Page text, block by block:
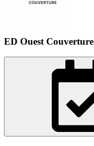
ED Ouest Couverture